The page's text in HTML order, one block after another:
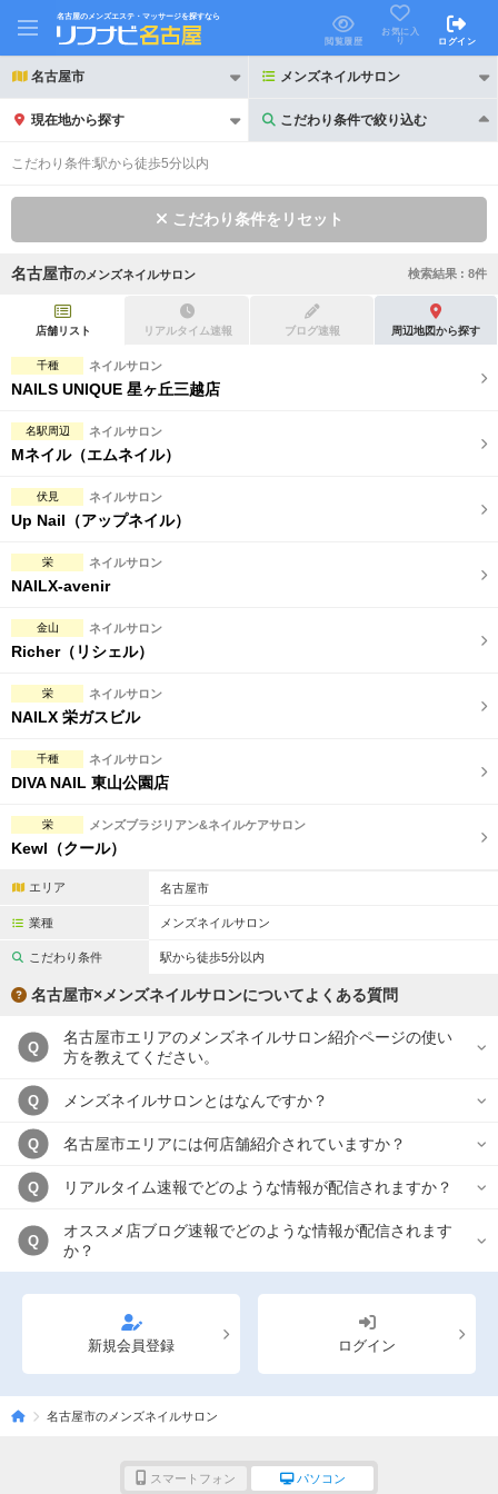
名古屋のメンズエステ・マッサージを探すなら
閲覧履歴
お気に入
り
ログイン
名古屋市 メンズネイルサロン
現在地から探す こだわり条件で絞り込む
こだわり条件で絞り込む
初回割引あり リピーター割引あり
団体割引
2名様歓迎
完全個室
フットバスあり
専用駐車場あり
スタッフ指名可
駅から徒歩5分以内
こだわり条件を変更
こだわり条件:駅から徒歩5分以内
こだわり条件をリセット
名古屋市の メンズネイルサロン 検索結果 : 8件
店舗リスト リアルタイム速報 ブログ速報 周辺地図から探す
千種 ネイルサロン
NAILS UNIQUE 星ヶ丘三越店
名駅周辺 ネイルサロン
Mネイル（エムネイル）
伏見 ネイルサロン
Up Nail（アップネイル）
栄 ネイルサロン
NAILX-avenir
金山 ネイルサロン
Richer（リシェル）
栄 ネイルサロン
NAILX 栄ガスビル
千種 ネイルサロン
DIVA NAIL 東山公園店
栄 メンズブラジリアン&ネイルケアサロン
Kewl（クール）
エリア 名古屋市
業種 メンズネイルサロン
こだわり条件 駅から徒歩5分以内
名古屋市×メンズネイルサロンについてよくある質問
Q
名古屋市エリアのメンズネイルサロン紹介ページの使い
方を教えてください。
Q メンズネイルサロンとはなんですか？
Q 名古屋市エリアには何店舗紹介されていますか？
Q リアルタイム速報でどのような情報が配信されますか？
Q
オススメ店ブログ速報でどのような情報が配信されます
か？
新規会員登録 ログイン
名古屋市のメンズネイルサロン
スマートフォン パソコン